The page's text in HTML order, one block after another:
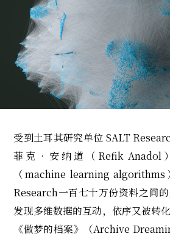
受到土耳其研究单位 SALT
菲克‧安纳道（Refik Anadol
（machine learning
Research一百七十万份资料之间
发现多维数据的互动，依序又被转
《做梦的档案》（Archive